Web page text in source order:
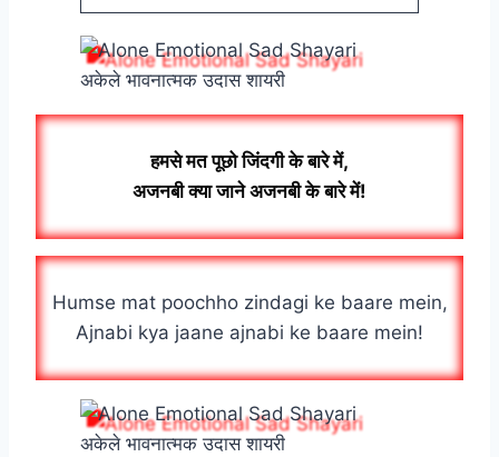
अकेले भावनात्मक उदास शायरी
हमसे मत पूछो जिंदगी के बारे में,
अजनबी क्या जाने अजनबी के बारे में!
Humse mat poochho zindagi ke baare mein,
Ajnabi kya jaane ajnabi ke baare mein!
अकेले भावनात्मक उदास शायरी